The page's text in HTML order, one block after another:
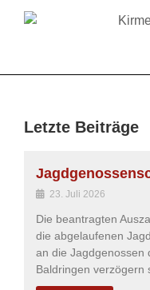
Letzte Beiträge
23. Juli 2026
Die beantragten
die abgelaufenen
an die Jagdgenossen
Baldringen verzögern